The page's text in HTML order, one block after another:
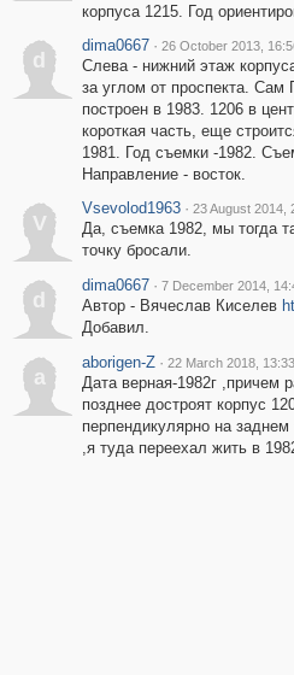
корпуса 1215. Год
d
dima0667 · 26 October 2013,
Слева - нижний этаж
за углом от проспекта.
построен в 1983. 1206 в
короткая часть, еще
1981. Год съемки -1982.
Направление - восток.
V
Vsevolod1963 · 23 August 2014,
Да, съемка 1982, мы тогда
точку бросали.
d
dima0667 · 7 December 2014,
Автор - Вячеслав Киселев
Добавил.
a
aborigen-Z · 22 March 2018, 13:33
Дата верная-1982г ,причем
позднее достроят корпус
перпендикулярно на
,я туда переехал жить в